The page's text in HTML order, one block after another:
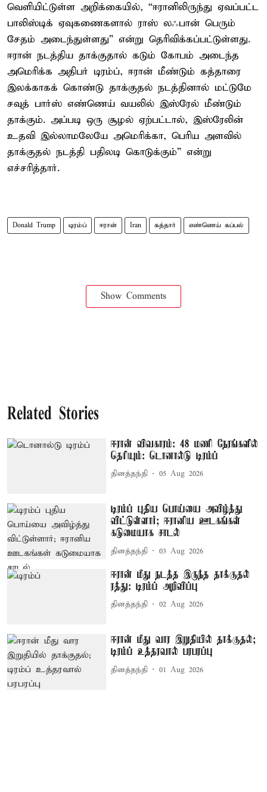
வெளியிட்டுள்ள அறிக்கையில், “ஈரானிலிருந்து ஏவப்பட்ட
பாலிஸ்டிக் ஏவுகணைகளால் ராஸ் லஃபான் பெரும்
சேதம் அடைந்துள்ளது” என்று தெரிவிக்கப்பட்டுள்ளது.
ஈரான் நடத்திய தாக்குதால் கடும் கோபம் அடைந்த
அமெரிக்க அதிபர் டிரம்ப், ஈரான் மீண்டும் கத்தாரை
இலக்காகக் கொண்டு தாக்குதல் நடத்தினால் மட்டுமே
சவுத் பார்ஸ் எண்ணெய் வயலில் இஸ்ரேல் மீண்டும்
தாக்கும். அப்படி ஒரு சூழல் ஏற்பட்டால், இஸ்ரேலின்
உதவி இல்லாமலேயே அமெரிக்கா, பெரிய அளவில்
தாக்குதல் நடத்தி பதிலடி கொடுக்கும்” என்று
எச்சரித்தார்.
Donald Trump டிரம்ப் ஈரான் Iran கத்தார் எண்ணெய் கப்பல்
Show Comments
Related Stories
ஈரான் விவகாரம்: 48 மணி நேரங்களில்
தெரியும்: டொனால்டு டிரம்ப்
தினத்தந்தி 05 Aug 2026
டிரம்ப் புதிய பொய்யை அவிழ்த்து
விட்டுள்ளார்; ஈரானிய ஊடகங்கள்
கடுமையாக சாடல்
தினத்தந்தி 03 Aug 2026
ஈரான் மீது நடத்த இருந்த தாக்குதல்
ரத்து: டிரம்ப் அறிவிப்பு
தினத்தந்தி 02 Aug 2026
ஈரான் மீது வார இறுதியில் தாக்குதல்;
டிரம்ப் உத்தரவால் பரபரப்பு
தினத்தந்தி 01 Aug 2026